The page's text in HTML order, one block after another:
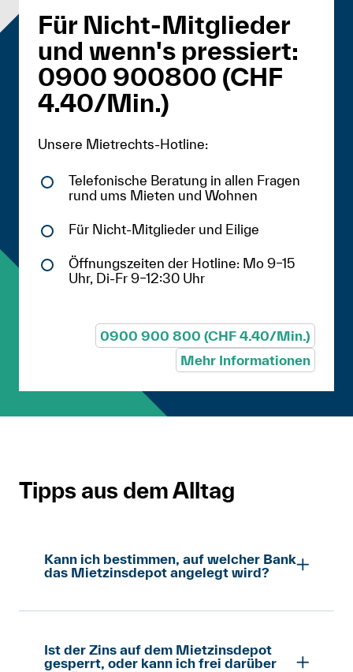
Für Nicht-Mitglieder
und wenn's pressiert:
0900 900800 (CHF
4.40/Min.)
Unsere Mietrechts-Hotline:
Telefonische Beratung in allen Fragen
rund ums Mieten und Wohnen
Für Nicht-Mitglieder und Eilige
Öffnungszeiten der Hotline: Mo 9–15
Uhr, Di-Fr 9–12:30 Uhr
0900 900 800 (CHF 4.40/Min.)
Mehr Informationen
Tipps aus dem Alltag
Kann ich bestimmen, auf welcher Bank
das Mietzinsdepot angelegt wird?
Nein, ausser der betreffende Kanton hat
Die Deutschschweizer Kantone haben das
aber nicht getan.
Ist der Zins auf dem Mietzinsdepot
gesperrt, oder kann ich frei darüber